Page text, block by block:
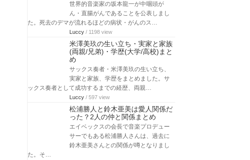
世界的音楽家の坂本龍一が中咽頭が
ん・直腸がんであることを公表しまし
た。死去のデマが流れるほどの病状・がんのス…
Luccy / 1198 view
米澤美玖の生い立ち・実家と家族
(両親/兄弟)・学歴(大学/高校)まと
め
サックス奏者・米澤美玖の生い立ち、
実家と家族、学歴をまとめました。サ
ックス奏者として成功するまでの経歴、両親…
Luccy / 597 view
松浦勝人と鈴木亜美は愛人関係だ
った？2人の仲と関係まとめ
エイベックスの会長で音楽プロデュー
サーでもある松浦勝人さんは、過去に
鈴木亜美さんとの関係が噂となりまし
た。そ…